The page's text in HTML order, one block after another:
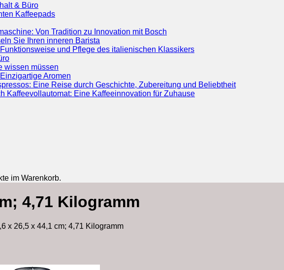
& Büro
Kaffeepads
Von Tradition zu Innovation mit Bosch
Sie Ihren inneren Barista
und Pflege des italienischen Klassikers
wissen müssen
Aromen
Eine Reise durch Geschichte, Zubereitung und Beliebtheit
Kaffeevollautomat: Eine Kaffeeinnovation für Zuhause
im Warenkorb.
4,71 Kilogramm
x 26,5 x 44,1 cm; 4,71 Kilogramm